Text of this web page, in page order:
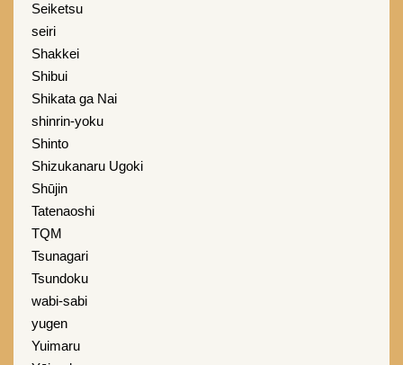
Seiketsu
seiri
Shakkei
Shibui
Shikata ga Nai
shinrin-yoku
Shinto
Shizukanaru Ugoki
Shūjin
Tatenaoshi
TQM
Tsunagari
Tsundoku
wabi-sabi
yugen
Yuimaru